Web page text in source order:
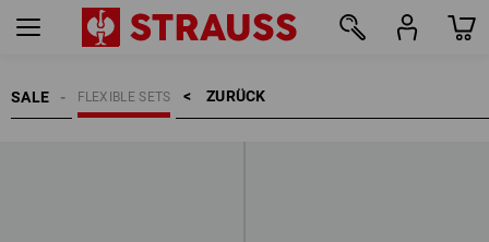
SALE ZURÜCK    >
FLEXIBLE SETS